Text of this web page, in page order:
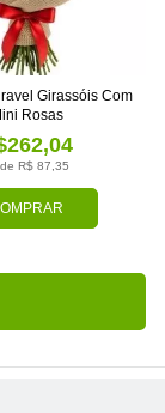
R$ 87,35
Girassóis Com
Rosas